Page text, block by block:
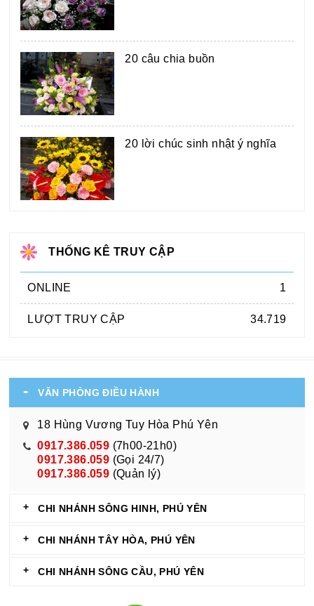
20 câu chia buồn
20 lời chúc sinh nhật ý nghĩa
THỐNG KÊ TRUY CẬP
ONLINE 1
LƯỢT TRUY CẬP 34.719
VĂN PHÒNG ĐIỀU HÀNH
18 Hùng Vương Tuy Hòa Phú Yên
0917.386.059 (7h00-21h0)
0917.386.059 (Gọi 24/7)
0917.386.059 (Quản lý)
CHI NHÁNH SÔNG HINH, PHÚ YÊN
CHI NHÁNH TÂY HÒA, PHÚ YÊN
CHI NHÁNH SÔNG CẦU, PHÚ YÊN